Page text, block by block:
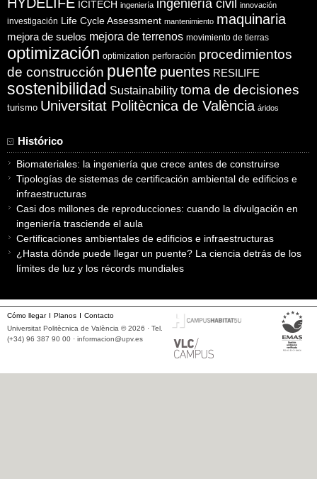
ICITECH ingeniería ingeniería civil innovación
investigación Life Cycle Assessment mantenimiento maquinaria
mejora de suelos mejora de terrenos movimiento de tierras
optimización optimization perforación procedimientos
de construcción puente puentes RESILIFE
sostenibilidad Sustainability toma de decisiones
turismo Universitat Politècnica de València áridos
Histórico
Biomateriales: la ingeniería que crece antes de construirse
Tipologías de sistemas de certificación ambiental de edificios e
infraestructuras
Casi dos millones de reproducciones: cuando la divulgación en
ingeniería trasciende el aula
Certificaciones ambientales de edificios e infraestructuras
¿Hasta dónde puede llegar un puente? La ciencia detrás de los
límites de luz y los récords mundiales
Cómo llegar Planos
Contacto
Universitat Politècnica de València © 2026 · Tel.
(+34) 96 387 90 00 · informacion@upv.es